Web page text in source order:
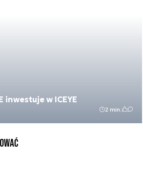
inwestuje w ICEYE
2 min.